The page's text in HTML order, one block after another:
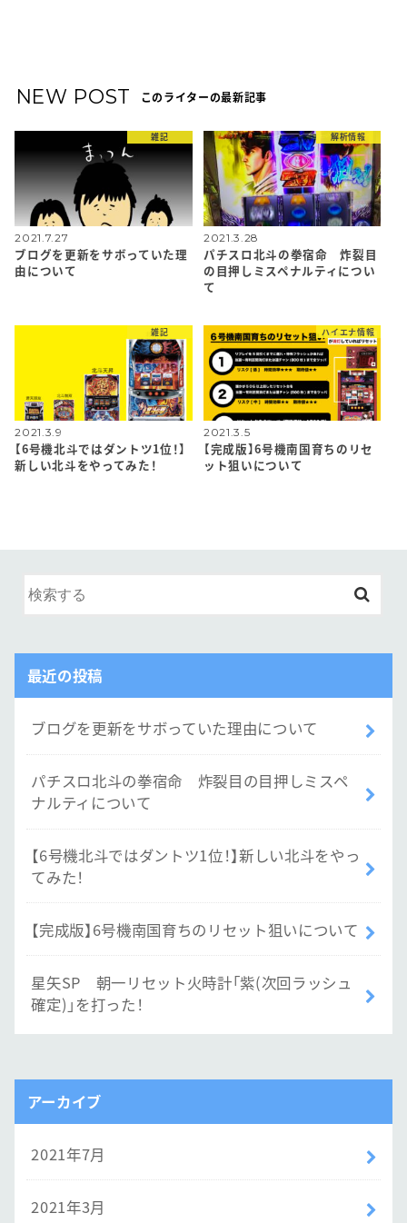
NEW POST このライターの最新記事
雑記
2021.7.27
ブログを更新をサボっていた理
由について
解析情報
2021.3.28
パチスロ北斗の拳宿命 炸裂目
の目押しミスペナルティについ
て
雑記
2021.3.9
【6号機北斗ではダントツ1位！】
新しい北斗をやってみた！
ハイエナ情報
2021.3.5
【完成版】6号機南国育ちのリセ
ット狙いについて
最近の投稿
ブログを更新をサボっていた理由について
パチスロ北斗の拳宿命 炸裂目の目押しミスペ
ナルティについて
【6号機北斗ではダントツ1位！】新しい北斗をやっ
てみた！
【完成版】6号機南国育ちのリセット狙いについて
星矢SP 朝一リセット火時計「紫(次回ラッシュ
確定)」を打った！
アーカイブ
2021年7月
2021年3月